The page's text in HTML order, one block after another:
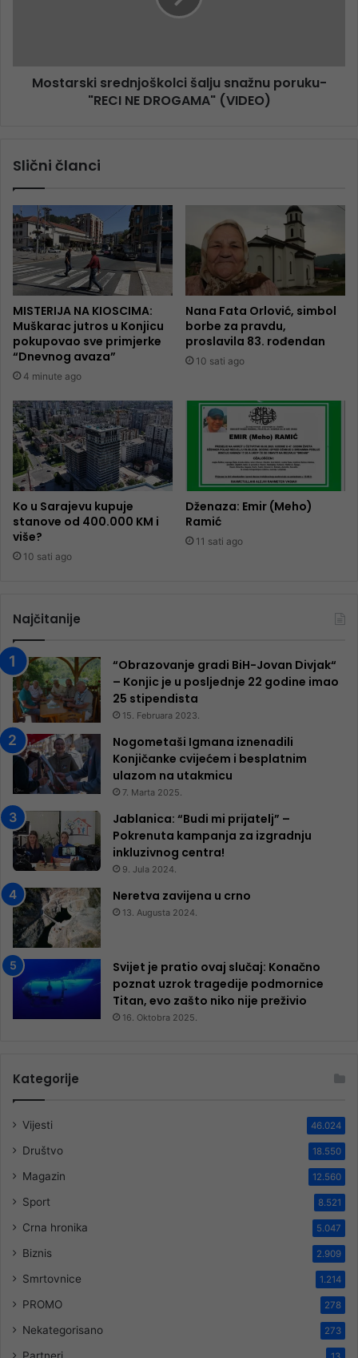
Mostarski srednjoškolci šalju snažnu poruku-
"RECI NE DROGAMA" (VIDEO)
Slični članci
MISTERIJA NA KIOSCIMA:
Muškarac jutros u Konjicu
pokupovao sve primjerke
“Dnevnog avaza”
4 minute ago
Nana Fata Orlović, simbol
borbe za pravdu,
proslavila 83. rođendan
10 sati ago
Ko u Sarajevu kupuje
stanove od 400.000 KM i
više?
10 sati ago
Dženaza: Emir (Meho)
Ramić
11 sati ago
Najčitanije
“Obrazovanje gradi BiH-Jovan Divjak“
– Konjic je u posljednje 22 godine imao
25 ​​stipendista
15. Februara 2023.
Nogometaši Igmana iznenadili
Konjičanke cvijećem i besplatnim
ulazom na utakmicu
7. Marta 2025.
Jablanica: “Budi mi prijatelj” –
Pokrenuta kampanja za izgradnju
inkluzivnog centra!
9. Jula 2024.
Neretva zavijena u crno
13. Augusta 2024.
Svijet je pratio ovaj slučaj: Konačno
poznat uzrok tragedije podmornice
Titan, evo zašto niko nije preživio
16. Oktobra 2025.
Kategorije
Vijesti 46.024
Društvo 18.550
Magazin 12.560
Sport 8.521
Crna hronika 5.047
Biznis 2.909
Smrtovnice 1.214
PROMO 278
Nekategorisano 273